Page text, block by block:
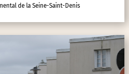
de la Seine-Saint-Denis